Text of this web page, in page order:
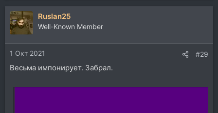
Ruslan25
Well-Known Member
1 Окт 2021 #29
Весьма импонирует. Забрал.